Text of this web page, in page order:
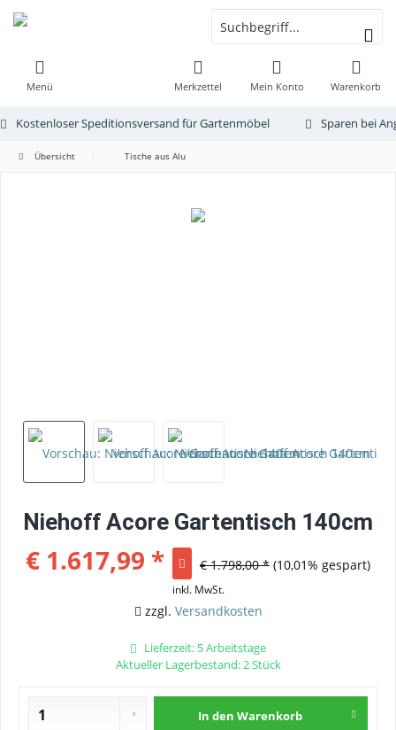
Menü Warenkorb
Merkzettel Mein Konto
Kostenloser Speditionsversand für Gartenmöbel Sparen bei
Übersicht Tische aus Alu
Niehoff Acore Gartentisch 140cm
€ 1.617,99 * € 1.798,00 * (10,01% gespart)
inkl. MwSt.
zzgl. Versandkosten
Lieferzeit: 5 Arbeitstage
Aktueller Lagerbestand: 2 Stück
In den Warenkorb